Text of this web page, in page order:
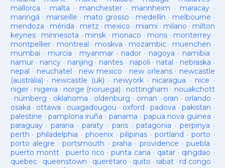
mallorca · malta · manchester· mannheim · maracay·
maringá · marseille · mato grosso · medellín · melbourne ·
mendoza · mérida · metz · mexico · miami · milano · milton
keynes· minnesota · minsk · monaco · mons · monterrey ·
montpellier· montreal · moskva · mozambic· muenchen ·
mumbai · murcia · myanmar· nador · nagoya · namibia ·
namur· nancy · nanjing · nantes · napoli · natal · nebraska ·
nepal · neuchatel · new mexico · new orleans· newcastle
(austràlia) · newcastle (uk) · newyork· nicaragua · nice ·
niger· nigeria · norge (noruega) · nottingham · nouakchott
· nürnberg · oklahoma · oldenburg · oman · oran · orlando ·
osaka · ottawa · ouagadougou · oxford ·padova ·pakistan ·
palestine · pamplona iruña · panama · papua nova guinea ·
paraguay· parana ·paraty · paris·patagonia · perpinya ·
perth ·philadelphia · phoenix·pilipinas ·portland · porto ·
porto alegre ·portsmouth ·praha · providence ·puebla ·
puerto montt· puerto rico ·punta cana · qatar · qingdao ·
quebec· queenstown · querétaro · quito · rabat · rd congo ·